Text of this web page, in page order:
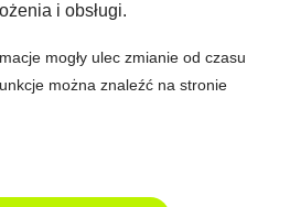
i obsługi.
mogły ulec zmianie od czasu
można znaleźć na stronie